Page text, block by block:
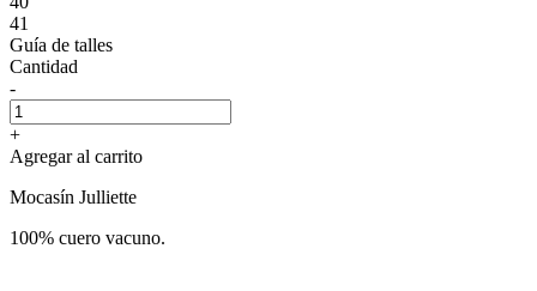
41
Guía de talles
Cantidad
-
+
Agregar al carrito
Mocasín Julliette
100% cuero vacuno.